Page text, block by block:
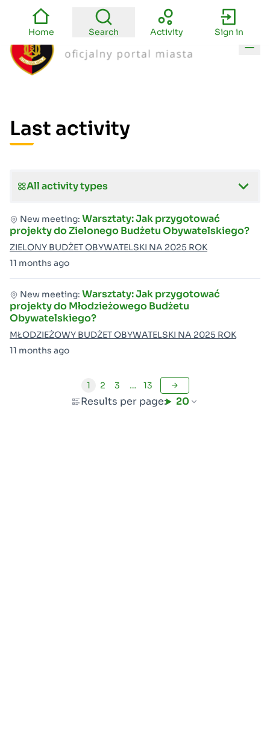
Home Search Activity Sign in
Last activity
All activity types
11 months ago
New meeting: Warsztaty: Jak przygotować
projekty do Zielonego Budżetu Obywatelskiego?
ZIELONY BUDŻET OBYWATELSKI NA 2025 ROK
11 months ago
New meeting: Warsztaty: Jak przygotować
projekty do Młodzieżowego Budżetu
Obywatelskiego?
MŁODZIEŻOWY BUDŻET OBYWATELSKI NA 2025 ROK
Results per page: 20
1 2 3 … 13